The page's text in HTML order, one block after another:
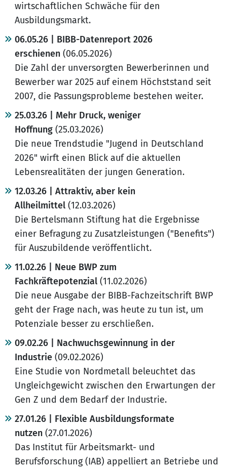
wirtschaftlichen Schwäche für den
Ausbildungsmarkt.
06.05.26 | BIBB-Datenreport 2026
erschienen (06.05.2026)
Die Zahl der unversorgten Bewerberinnen und
Bewerber war 2025 auf einem Höchststand seit
2007, die Passungsprobleme bestehen weiter.
25.03.26 | Mehr Druck, weniger
Hoffnung (25.03.2026)
Die neue Trendstudie "Jugend in Deutschland
2026" wirft einen Blick auf die aktuellen
Lebensrealitäten der jungen Generation.
12.03.26 | Attraktiv, aber kein
Allheilmittel (12.03.2026)
Die Bertelsmann Stiftung hat die Ergebnisse
einer Befragung zu Zusatzleistungen ("Benefits")
für Auszubildende veröffentlicht.
11.02.26 | Neue BWP zum
Fachkräftepotenzial (11.02.2026)
Die neue Ausgabe der BIBB-Fachzeitschrift BWP
geht der Frage nach, was heute zu tun ist, um
Potenziale besser zu erschließen.
09.02.26 | Nachwuchsgewinnung in der
Industrie (09.02.2026)
Eine Studie von Nordmetall beleuchtet das
Ungleichgewicht zwischen den Erwartungen der
Gen Z und dem Bedarf der Industrie.
27.01.26 | Flexible Ausbildungsformate
nutzen (27.01.2026)
Das Institut für Arbeitsmarkt- und
Berufsforschung (IAB) appelliert an Betriebe und